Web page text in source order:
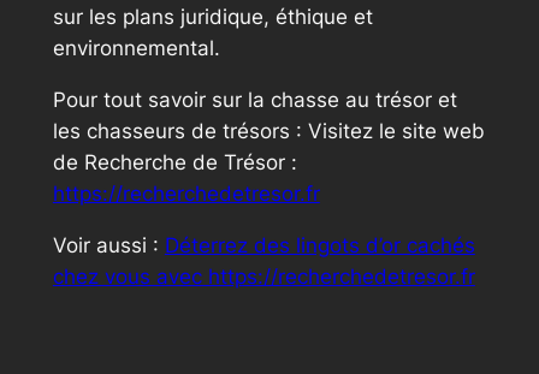
sur les plans juridique, éthique et
environnemental.
Pour tout savoir sur la chasse au trésor et
les chasseurs de trésors : Visitez le site web
de Recherche de Trésor :
https://recherchedetresor.fr
Voir aussi : Déterrez des lingots d’or cachés
chez vous avec https://recherchedetresor.fr